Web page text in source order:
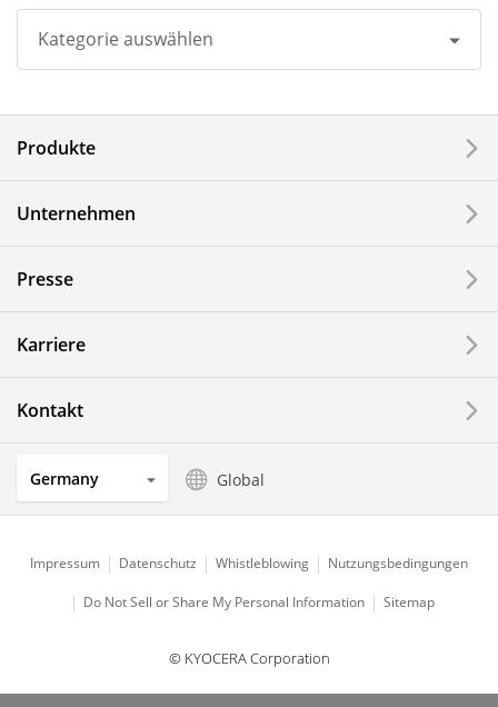
Kategorie auswählen
Unternehmen
Drucker / Multifunktionsgeräte
Automotive Komponenten
Elektronische Komponenten & Geräte
LCDs und Touch Solutions
Optische Komponenten
Produkte
Unternehmen
Presse
Karriere
Kontakt
Germany Global
Impressum Datenschutz Whistleblowing Nutzungsbedingungen
Do Not Sell or Share My Personal Information Sitemap
© KYOCERA Corporation